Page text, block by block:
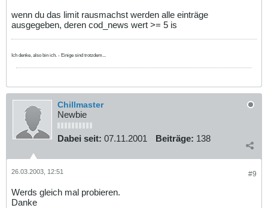
wenn du das limit rausmachst werden alle einträge
ausgegeben, deren cod_news wert >= 5 is
Ich denke, also bin ich. - Einige sind trotzdem...
Chillmaster
Newbie
Dabei seit: 07.11.2001 Beiträge: 138
#9
26.03.2003, 12:51
Werds gleich mal probieren.
Danke